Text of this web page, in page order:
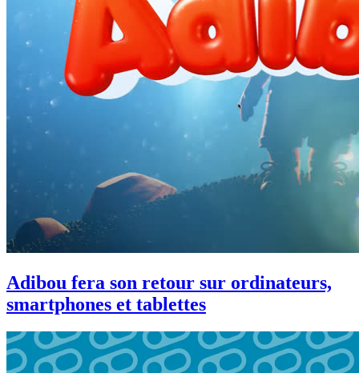
Adibou fera son retour sur ordinateurs,
smartphones et tablettes